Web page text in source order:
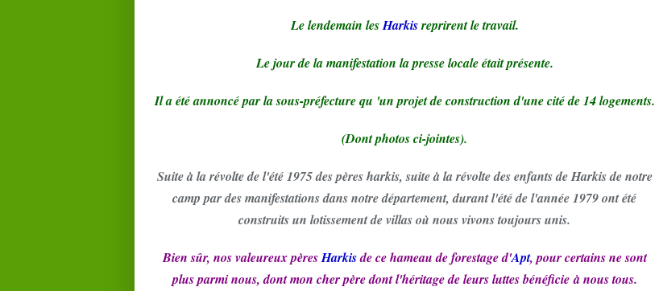
Le lendemain lesHarkisreprirent le travail.
Le jour de la manifestation la presse locale était présente.
Il a été annoncé par la sous-préfecture qu 'un projet de construction d'une cité de 14 logements.
(Dont photos ci-jointes).
Suite à la révolte de l'été 1975 des pères harkis, suite à la révolte des enfants de Harkis de notre
camp par des manifestations dans notre département, durant l'été de l'année 1979 ont été
construits un lotissement de villas où nous vivons toujours unis.
Bien sûr, nos valeureux pèresHarkisde ce hameau de forestage d'Apt, pour certains ne sont
plus parmi nous, dont mon cher père dont l'héritage de leurs luttes bénéficie à nous tous.